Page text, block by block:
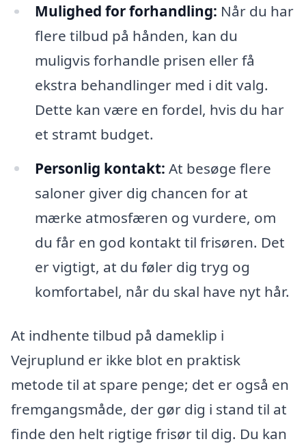
Mulighed for forhandling: Når du har
flere tilbud på hånden, kan du
muligvis forhandle prisen eller få
ekstra behandlinger med i dit valg.
Dette kan være en fordel, hvis du har
et stramt budget.
Personlig kontakt: At besøge flere
saloner giver dig chancen for at
mærke atmosfæren og vurdere, om
du får en god kontakt til frisøren. Det
er vigtigt, at du føler dig tryg og
komfortabel, når du skal have nyt hår.
At indhente tilbud på dameklip i
Vejruplund er ikke blot en praktisk
metode til at spare penge; det er også en
fremgangsmåde, der gør dig i stand til at
finde den helt rigtige frisør til dig. Du kan